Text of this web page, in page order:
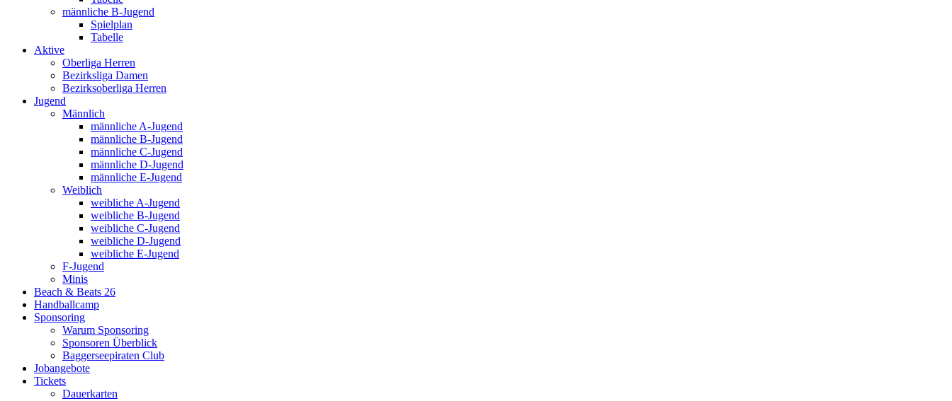
männliche B-Jugend
Spielplan
Tabelle
Aktive
Oberliga Herren
Bezirksliga Damen
Bezirksoberliga Herren
Jugend
Männlich
männliche A-Jugend
männliche B-Jugend
männliche C-Jugend
männliche D-Jugend
männliche E-Jugend
Weiblich
weibliche A-Jugend
weibliche B-Jugend
weibliche C-Jugend
weibliche D-Jugend
weibliche E-Jugend
F-Jugend
Minis
Beach & Beats 26
Handballcamp
Sponsoring
Warum Sponsoring
Sponsoren Überblick
Baggerseepiraten Club
Jobangebote
Tickets
Dauerkarten